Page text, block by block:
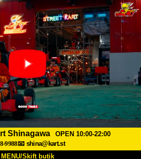
Shinagawa
OPEN 10:00-22:00
9988📧 shina@kart.st
MENU/Skift butik